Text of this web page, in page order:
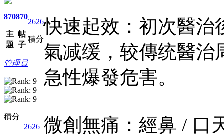
870
主
題
870
帖
子
2626
積分
管理員
積分
2626
快速起效：初次醫治
氣减缓，较傳统醫治
急性爆發危害。​
微創無痛：經鼻 / 口